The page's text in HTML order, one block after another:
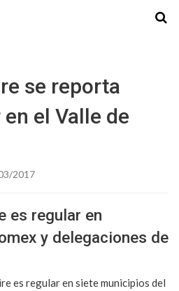
se reporta
el Valle de
2017
es regular en
y delegaciones de
es regular en siete municipios del